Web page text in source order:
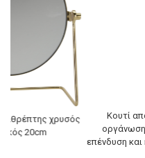
καθρέπτης χρυσός
20cm
Κουτί
επένδυση